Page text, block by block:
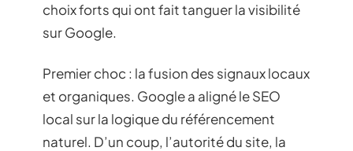
choix forts qui ont fait tanguer la visibilité
sur Google.
Premier choc : la fusion des signaux locaux
et organiques. Google a aligné le SEO
local sur la logique du référencement
naturel. D’un coup, l’autorité du site, la